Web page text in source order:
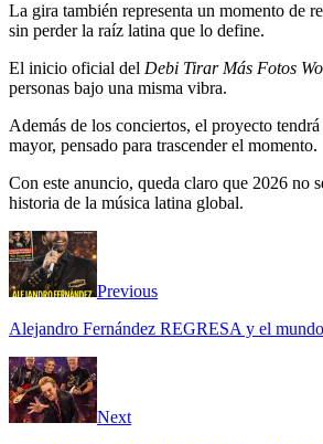
La gira también representa un momento de
sin perder la raíz latina que lo define.
El inicio oficial del Debi Tirar Más Fotos
personas bajo una misma vibra.
Además de los conciertos, el proyecto
mayor, pensado para trascender el momento.
Con este anuncio, queda claro que 2026 no
historia de la música latina global.
Previous
Alejandro Fernández REGRESA y el
Next